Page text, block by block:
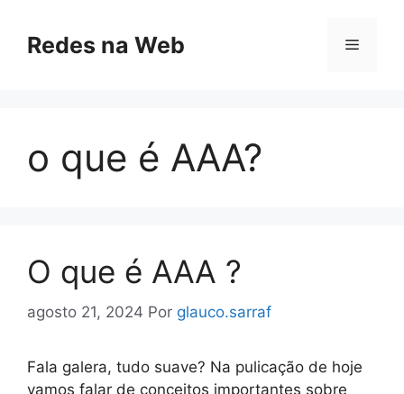
paraRedes na Web Menu
o que é AAA?
O que é AAA ?
agosto 21, 2024 Por glauco.sarraf
Fala galera, tudo suave? Na pulicação de hoje
vamos falar de conceitos importantes sobre